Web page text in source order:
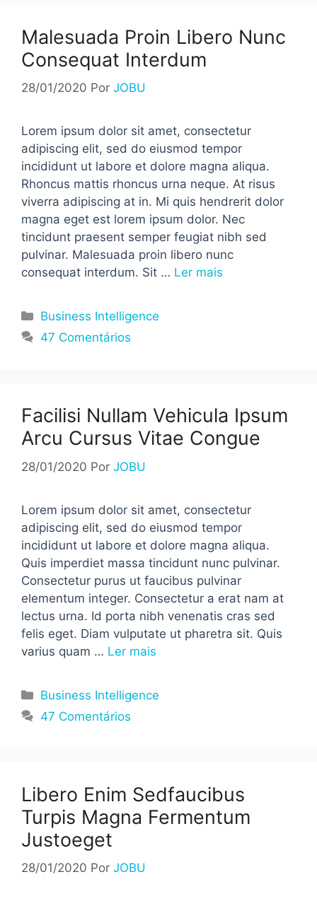
Malesuada Proin Libero Nunc
Consequat Interdum
28/01/2020 Por JOBU
Lorem ipsum dolor sit amet, consectetur
adipiscing elit, sed do eiusmod tempor
incididunt ut labore et dolore magna aliqua.
Rhoncus mattis rhoncus urna neque. At risus
viverra adipiscing at in. Mi quis hendrerit dolor
magna eget est lorem ipsum dolor. Nec
tincidunt praesent semper feugiat nibh sed
pulvinar. Malesuada proin libero nunc
consequat interdum. Sit … Ler mais
Categorias
Business Intelligence
47 Comentários
Facilisi Nullam Vehicula Ipsum
Arcu Cursus Vitae Congue
28/01/2020 Por JOBU
Lorem ipsum dolor sit amet, consectetur
adipiscing elit, sed do eiusmod tempor
incididunt ut labore et dolore magna aliqua.
Quis imperdiet massa tincidunt nunc pulvinar.
Consectetur purus ut faucibus pulvinar
elementum integer. Consectetur a erat nam at
lectus urna. Id porta nibh venenatis cras sed
felis eget. Diam vulputate ut pharetra sit. Quis
varius quam … Ler mais
Categorias
Business Intelligence
47 Comentários
Libero Enim Sedfaucibus
Turpis Magna Fermentum
Justoeget
28/01/2020 Por JOBU